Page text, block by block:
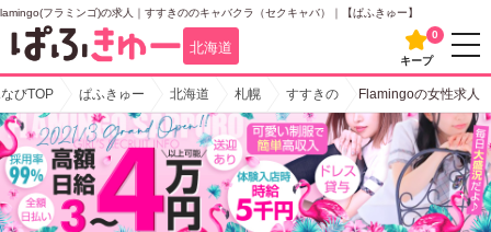
フラミンゴ)の求人｜すすきののキャバクラ（セクキャバ）｜【ぱふきゅー】
北海道
キープ
0
びTOP ぱふきゅー 北海道 札幌 すすきの Flamingoの女性求人